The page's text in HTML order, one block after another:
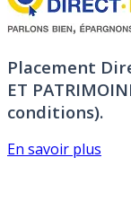
Placement
ET
conditions).
En savoir plus